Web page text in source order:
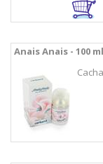
Anais Anais - 100 ml